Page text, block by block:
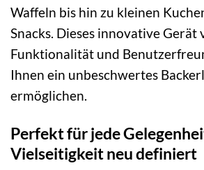
Waffeln bis hin zu kleinen
Snacks. Dieses innovative Gerät
Funktionalität und
Ihnen ein unbeschwertes
ermöglichen.
Perfekt für jede
Vielseitigkeit neu definiert